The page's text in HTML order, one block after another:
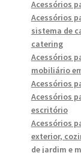
Acessórios
Acessórios
sistema de
catering
Acessórios
mobiliário
Acessórios
Acessórios
escritório
Acessórios
exterior,
de jardim e